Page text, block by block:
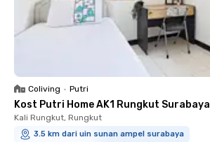
Coliving • Putri
Kost Putri Home AK1 Rungkut Surabaya
Kali Rungkut, Rungkut
3.5 km dari uin sunan ampel surabaya